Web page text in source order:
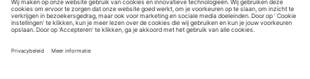
Cookies
Privacyverklaring